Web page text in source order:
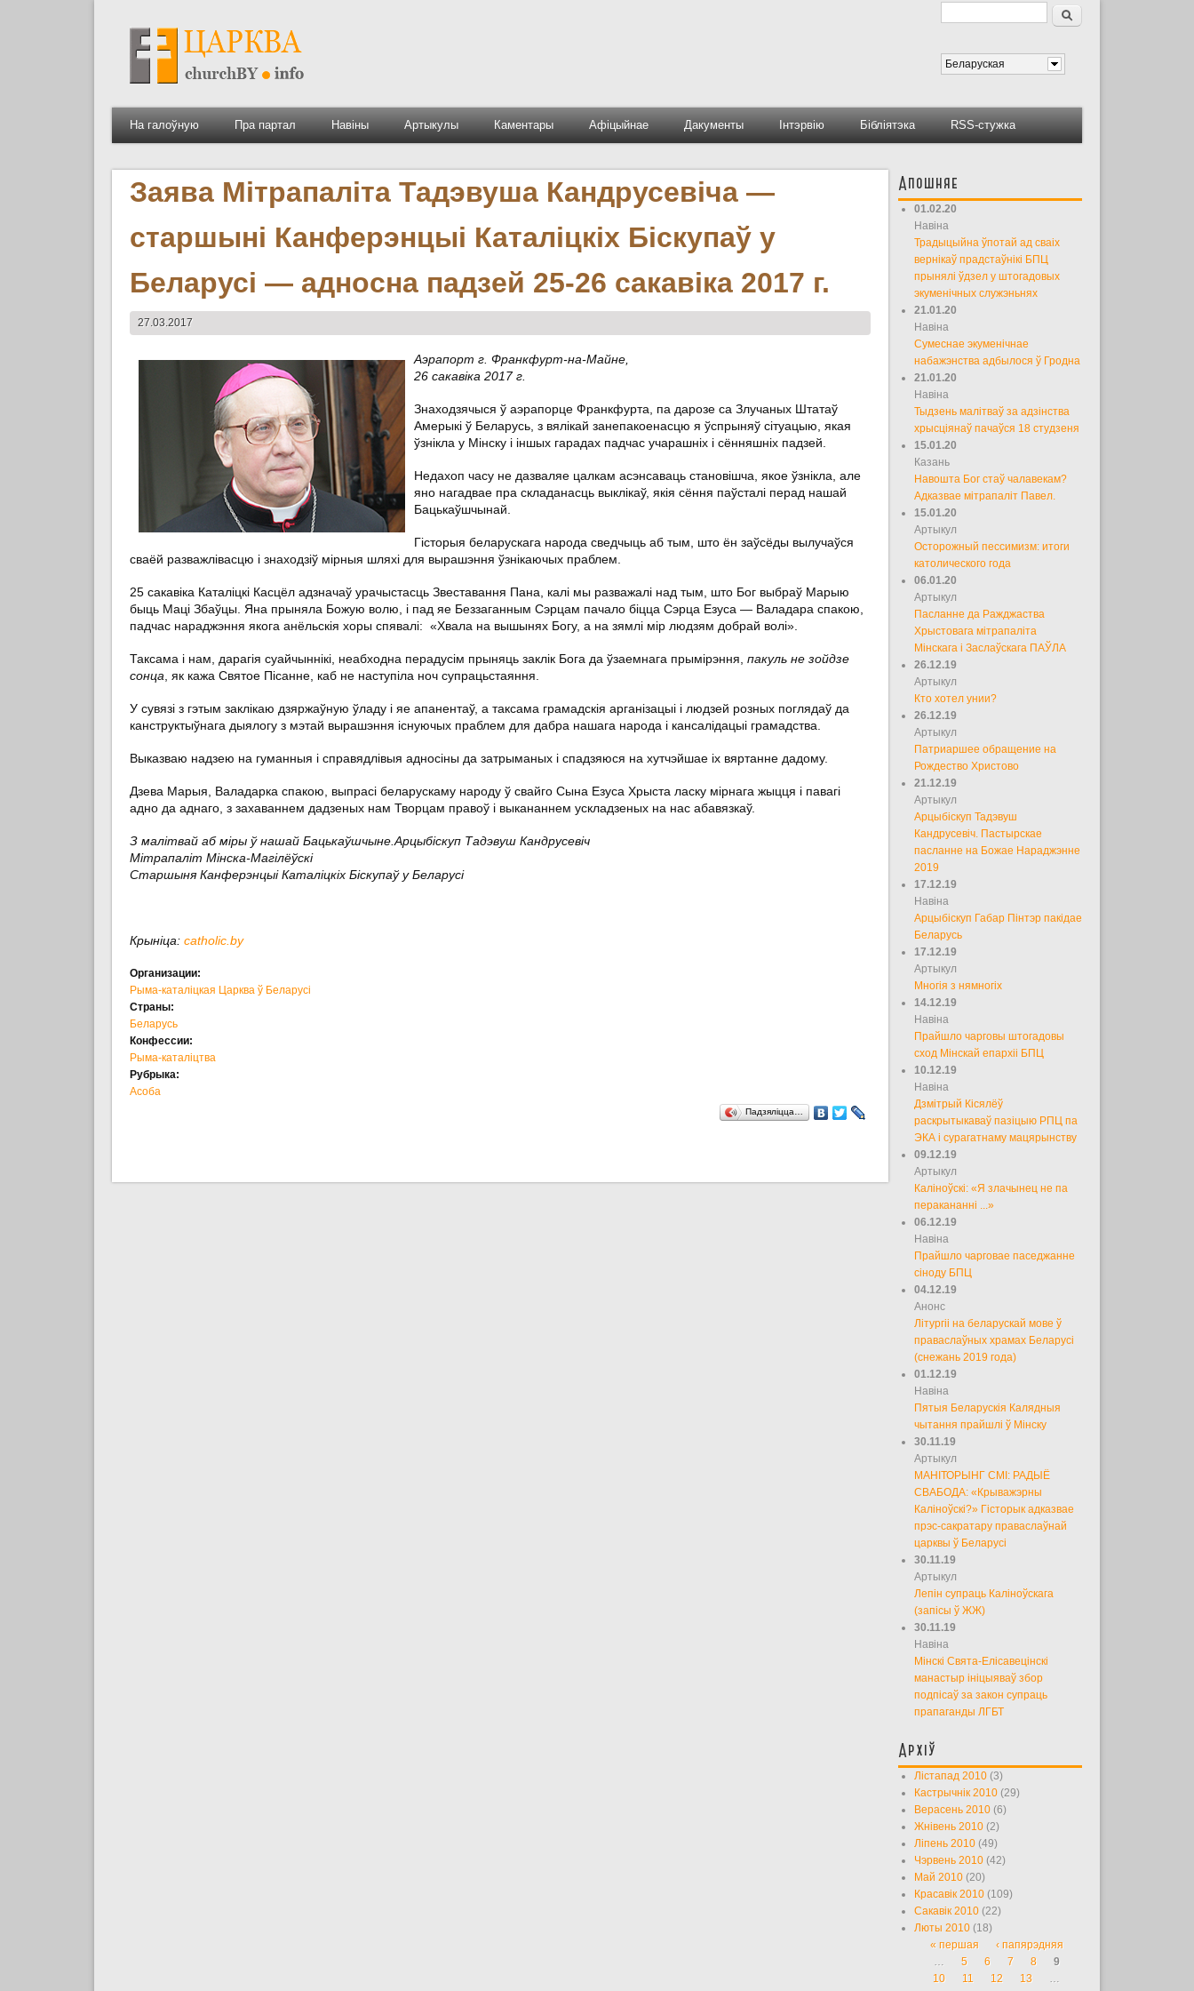
Форма пошуку
Пошук
Беларуская
На галоўную Пра партал Навіны Артыкулы Каментары Афіцыйнае Дакументы Інтэрвію Бібліятэка RSS-стужка
Заява Мітрапаліта Тадэвуша Кандрусевіча —
старшыні Канферэнцыі Каталіцкіх Біскупаў у
Беларусі — адносна падзей 25-26 сакавіка 2017 г.
27.03.2017
Аэрапорт г. Франкфурт-на-Майне,
26 сакавіка 2017 г.
Знаходзячыся ў аэрапорце Франкфурта, па дарозе са Злучаных Штатаў
Амерыкі ў Беларусь, з вялікай занепакоенасцю я ўспрыняў сітуацыю, якая
ўзнікла у Мінску і іншых гарадах падчас учарашніх і сённяшніх падзей.
Недахоп часу не дазваляе цалкам асэнсаваць становішча, якое ўзнікла, але
яно нагадвае пра складанасць выклікаў, якія сёння паўсталі перад нашай
Бацькаўшчынай.
Гісторыя беларускага народа сведчыць аб тым, што ён заўсёды вылучаўся
сваёй разважлівасцю і знаходзіў мірныя шляхі для вырашэння ўзнікаючых праблем.
25 сакавіка Каталіцкі Касцёл адзначаў урачыстасць Звеставання Пана, калі мы разважалі над тым, што Бог выбраў Марыю
быць Маці Збаўцы. Яна прыняла Божую волю, і пад яе Беззаганным Сэрцам пачало біцца Сэрца Езуса — Валадара спакою,
падчас нараджэння якога анёльскія хоры спявалі: «Хвала на вышынях Богу, а на зямлі мір людзям добрай волі».
Таксама і нам, дарагія суайчыннікі, неабходна перадусім прыняць заклік Бога да ўзаемнага прымірэння, пакуль не зойдзе
сонца , як кажа Святое Пісанне, каб не наступіла ноч супрацьстаяння.
У сувязі з гэтым заклікаю дзяржаўную ўладу і яе апанентаў, а таксама грамадскія арганізацыі і людзей розных поглядаў да
канструктыўнага дыялогу з мэтай вырашэння існуючых праблем для дабра нашага народа і кансалідацыі грамадства.
Выказваю надзею на гуманныя і справядлівыя адносіны да затрыманых і спадзяюся на хутчэйшае іх вяртанне дадому.
Дзева Марыя, Валадарка спакою, выпрасі беларускаму народу ў свайго Сына Езуса Хрыста ласку мірнага жыцця і павагі
адно да аднаго, з захаваннем дадзеных нам Творцам правоў і выкананнем ускладзеных на нас абавязкаў.
З малітвай аб міры ў нашай Бацькаўшчыне.Арцыбіскуп Тадэвуш Кандрусевіч
Мітрапаліт Мінска-Магілёўскі
Старшыня Канферэнцыі Каталіцкіх Біскупаў у Беларусі
Крыніца: catholic.by
Организации:
Рыма-каталіцкая Царква ў Беларусі
Страны:
Беларусь
Конфессии:
Рыма-каталіцтва
Рубрыка:
Асоба
Падзяліцца…
Апошняе
01.02.20
Навіна
Традыцыйна ўпотай ад сваіх
вернікаў прадстаўнікі БПЦ
прынялі ўдзел у штогадовых
экуменічных служэньнях
21.01.20
Навіна
Сумеснае экуменічнае
набажэнства адбылося ў Гродна
21.01.20
Навіна
Тыдзень малітваў за адзінства
хрысціянаў пачаўся 18 студзеня
15.01.20
Казань
Навошта Бог стаў чалавекам?
Адказвае мітрапаліт Павел.
15.01.20
Артыкул
Осторожный пессимизм: итоги
католического года
06.01.20
Артыкул
Пасланне да Ражджаства
Хрыстовага мітрапаліта
Мінскага і Заслаўскага ПАЎЛА
26.12.19
Артыкул
Кто хотел унии?
26.12.19
Артыкул
Патриаршее обращение на
Рождество Христово
21.12.19
Артыкул
Арцыбіскуп Тадэвуш
Кандрусевіч. Пастырскае
пасланне на Божае Нараджэнне
2019
17.12.19
Навіна
Арцыбіскуп Габар Пінтэр пакідае
Беларусь
17.12.19
Артыкул
Многія з нямногіх
14.12.19
Навіна
Прайшло чарговы штогадовы
сход Мінскай епархіі БПЦ
10.12.19
Навіна
Дзмітрый Кісялёў
раскрытыкаваў пазіцыю РПЦ па
ЭКА і сурагатнаму мацярынству
09.12.19
Артыкул
Каліноўскі: «Я злачынец не па
перакананні ...»
06.12.19
Навіна
Прайшло чарговае паседжанне
сіноду БПЦ
04.12.19
Анонс
Літургіі на беларускай мове ў
праваслаўных храмах Беларусі
(снежань 2019 года)
01.12.19
Навіна
Пятыя Беларускія Калядныя
чытання прайшлі ў Мінску
30.11.19
Артыкул
МАНІТОРЫНГ СМІ: РАДЫЁ
СВАБОДА: «Крыважэрны
Каліноўскі?» Гісторык адказвае
прэс-сакратару праваслаўнай
царквы ў Беларусі
30.11.19
Артыкул
Лепін супраць Каліноўскага
(запісы ў ЖЖ)
30.11.19
Навіна
Мінскі Свята-Елісавецінскі
манастыр ініцыяваў збор
подпісаў за закон супраць
прапаганды ЛГБТ
Архіў
Лістапад 2010 (3)
Кастрычнік 2010 (29)
Верасень 2010 (6)
Жнівень 2010 (2)
Ліпень 2010 (49)
Чэрвень 2010 (42)
Май 2010 (20)
Красавік 2010 (109)
Сакавік 2010 (22)
Люты 2010 (18)
Старонкі
« першая
‹ папярэдняя
…
5 6 7 8
9
10
11 12 13
…